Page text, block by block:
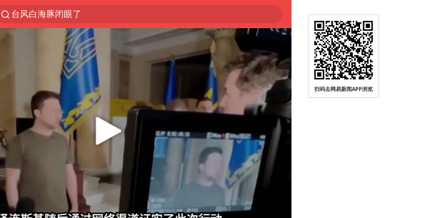
“China Cool”火了，老外爱上中国避暑游
香港宏福苑火灾或由烟头引起
浙江台州《告全体市民书》
枪击案后泰国拟推更严格枪支管控方案
四川宜宾3.4级地震
陕西柞水泥石流已致2死 仍有1人失联
泰国初中生饮弹自尽前开了26枪
多所高校取消艺考
网约车司机充电时猝死保险拒赔
店主称换“青海拉面”招牌后生意更好
上半年国内居民出游人次34.63亿
扫码去网易新闻APP浏览